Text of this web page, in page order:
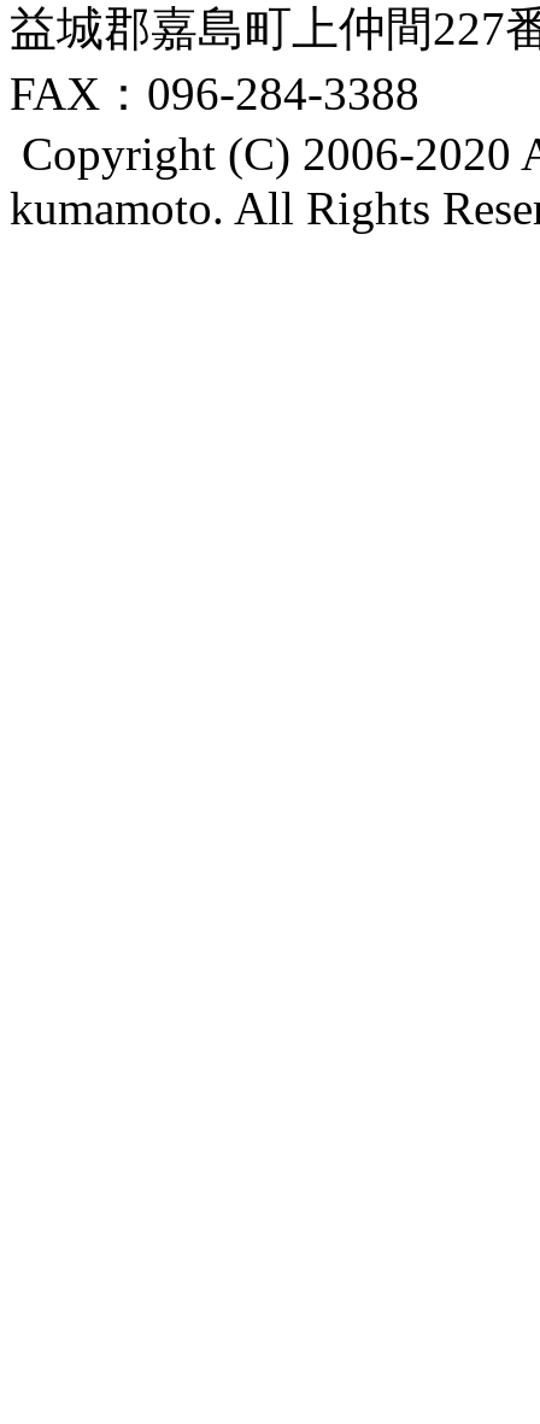
益城郡嘉島町上仲間
FAX：096-284-3388
Copyright (C) 2006-2020
kumamoto. All Rights